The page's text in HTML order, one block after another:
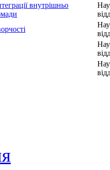
внутрішньо